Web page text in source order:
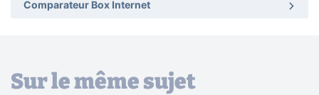
Comparateur Box Internet
Sur le même sujet